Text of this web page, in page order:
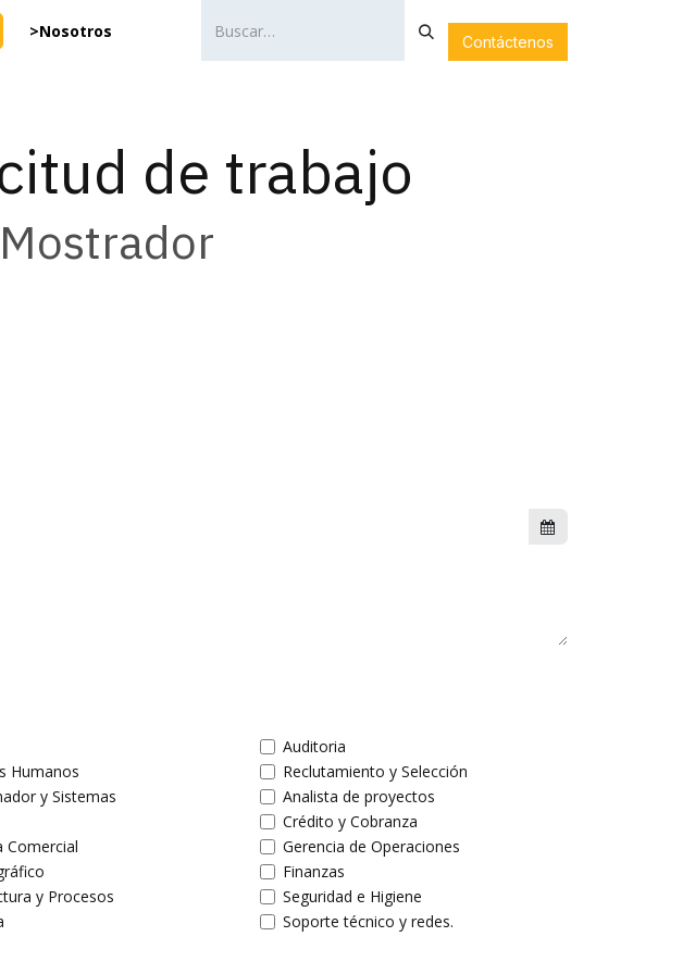
>Nosotros
Contáctenos
de trabajo
Auditoria
Humanos
Reclutamiento y Selección
y Sistemas
Analista de proyectos
Crédito y Cobranza
Comercial
Gerencia de Operaciones
Finanzas
y Procesos
Seguridad e Higiene
Soporte técnico y redes.